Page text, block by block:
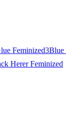
Feminized3Blue
Herer Feminized